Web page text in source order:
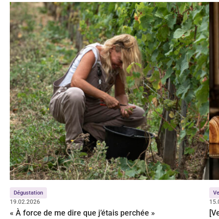
Dégustation
19.02.2026
« À force de me dire que j’étais perchée »